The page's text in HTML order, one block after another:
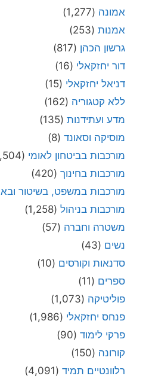
אמונה (1,277)
אמנות (253)
גרשון הכהן (817)
דור יחזקאלי (16)
דניאל יחזקאלי (15)
ללא קטגוריה (162)
מדע ועתידנות (135)
מוסיקה וסאונד (8)
מורכבות בביטחון לאומי (4,504)
מורכבות בחינוך (420)
מורכבות במשפט, בשיטור
מורכבות בניהול (1,258)
משטרה וחברה (57)
נשים (43)
סדנאות וקורסים (10)
ספרים (11)
פוליטיקה (1,073)
פנחס יחזקאלי (1,986)
פרקי לימוד (90)
קורונה (150)
רלוונטיים תמיד (4,091)